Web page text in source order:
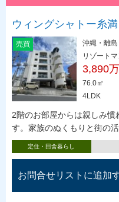
ウィングシャトー糸満
売買
沖縄・離
リゾート
3,890
76.0㎡
4LDK
2階のお部屋からは親しみ慣
す。家族のぬくもりと街の
定住・田舎暮らし
お問合せリストに追加